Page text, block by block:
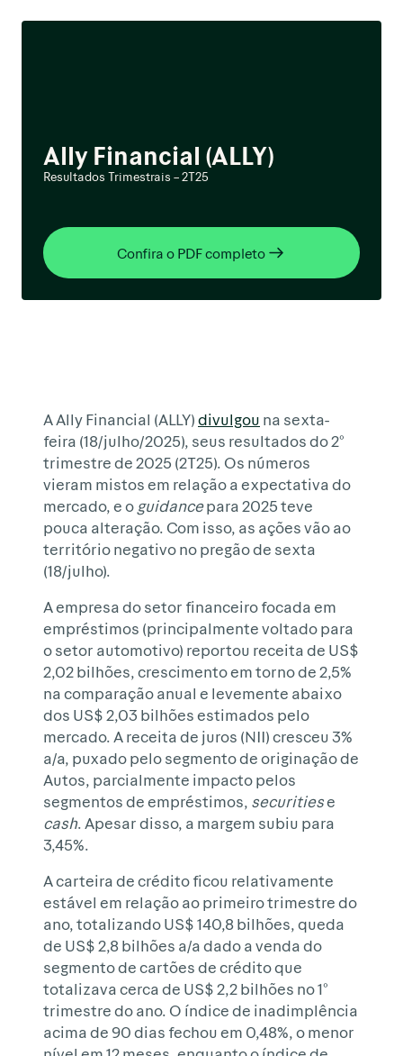
Ally Financial (ALLY)
Resultados Trimestrais – 2T25
Confira o PDF completo
A Ally Financial (ALLY)divulgou na sexta-
feira (18/julho/2025), seus resultados do 2°
trimestre de 2025 (2T25). Os números
vieram mistos em relação a expectativa do
mercado, e o guidancepara 2025 teve
pouca alteração. Com isso, as ações vão ao
território negativo no pregão de sexta
(18/julho).
A empresa do setor financeiro focada em
empréstimos (principalmente voltado para
o setor automotivo) reportou receita de US$
2,02 bilhões, crescimento em torno de 2,5%
na comparação anual e levemente abaixo
dos US$ 2,03 bilhões estimados pelo
mercado. A receita de juros (NII) cresceu 3%
a/a, puxado pelo segmento de originação de
Autos, parcialmente impacto pelos
segmentos de empréstimos, securitiese
cash. Apesar disso, a margem subiu para
3,45%.
A carteira de crédito ficou relativamente
estável em relação ao primeiro trimestre do
ano, totalizando US$ 140,8 bilhões, queda
de US$ 2,8 bilhões a/a dado a venda do
segmento de cartões de crédito que
totalizava cerca de US$ 2,2 bilhões no 1°
trimestre do ano. O índice de inadimplência
acima de 90 dias fechou em 0,48%, o menor